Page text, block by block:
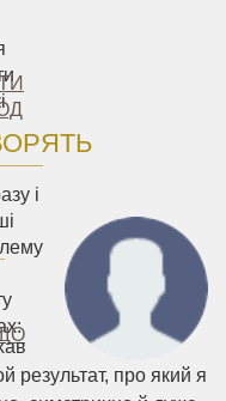
і
результат, про який я